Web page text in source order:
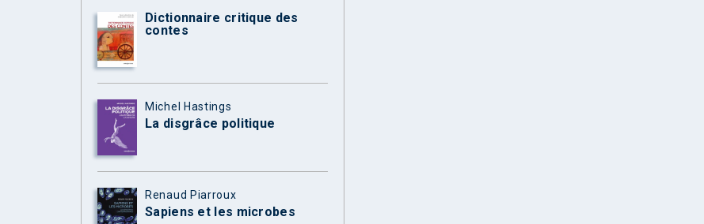
Dictionnaire critique des
contes
Michel Hastings
La disgrâce politique
Renaud Piarroux
Sapiens et les microbes